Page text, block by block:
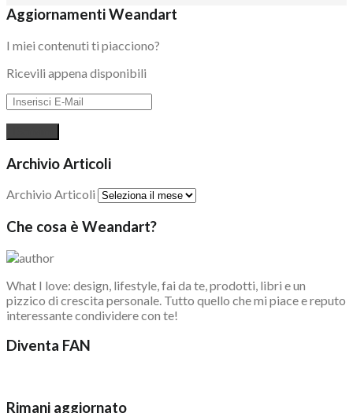
Aggiornamenti Weandart
I miei contenuti ti piacciono?
Ricevili appena disponibili
Archivio Articoli
Archivio Articoli
Che cosa è Weandart?
What I love: design, lifestyle, fai da te, prodotti, libri e un
pizzico di crescita personale. Tutto quello che mi piace e reputo
interessante condividere con te!
Diventa FAN
Rimani aggiornato